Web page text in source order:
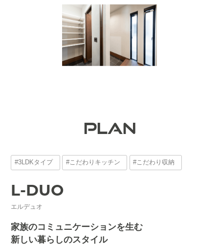
PLAN
#3LDKタイプ #こだわりキッチン #こだわり収納
L-DUO
エルデュオ
家族のコミュニケーションを生む
新しい暮らしのスタイル